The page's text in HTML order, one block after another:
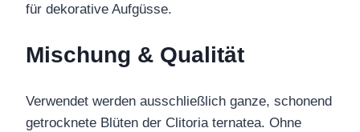
für dekorative Aufgüsse.
Mischung & Qualität
Verwendet werden ausschließlich ganze, schonend
getrocknete Blüten der Clitoria ternatea. Ohne